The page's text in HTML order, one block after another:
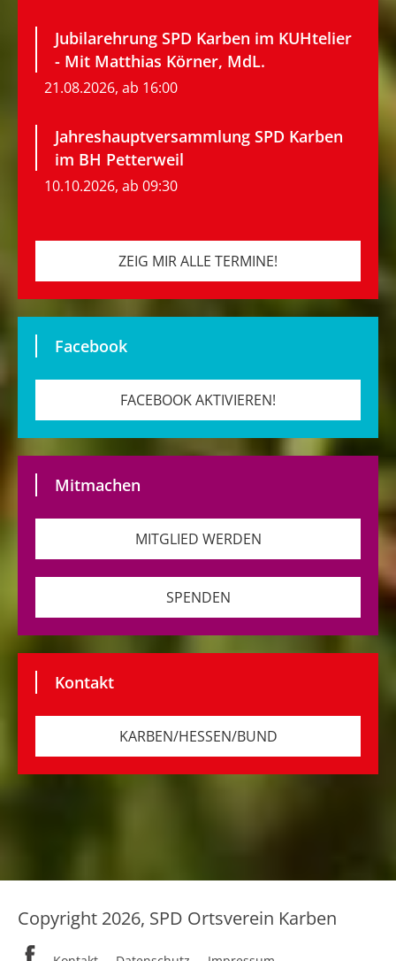
Jubilarehrung SPD Karben im KUHtelier
- Mit Matthias Körner, MdL.
21.08.2026, ab 16:00
Jahreshauptversammlung SPD Karben
im BH Petterweil
10.10.2026, ab 09:30
ZEIG MIR ALLE TERMINE!
Facebook
FACEBOOK AKTIVIEREN!
Mitmachen
MITGLIED WERDEN
SPENDEN
Kontakt
KARBEN/HESSEN/BUND
Copyright 2026, SPD Ortsverein Karben